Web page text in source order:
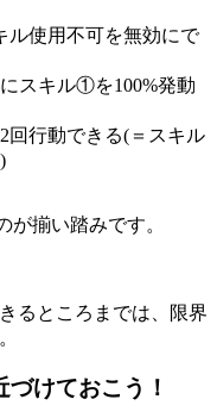
ル使用不可を無効にで
スキル①を100%発動
回行動できる(＝スキル
揃い踏みです。
るところまでは、限界
けておこう！